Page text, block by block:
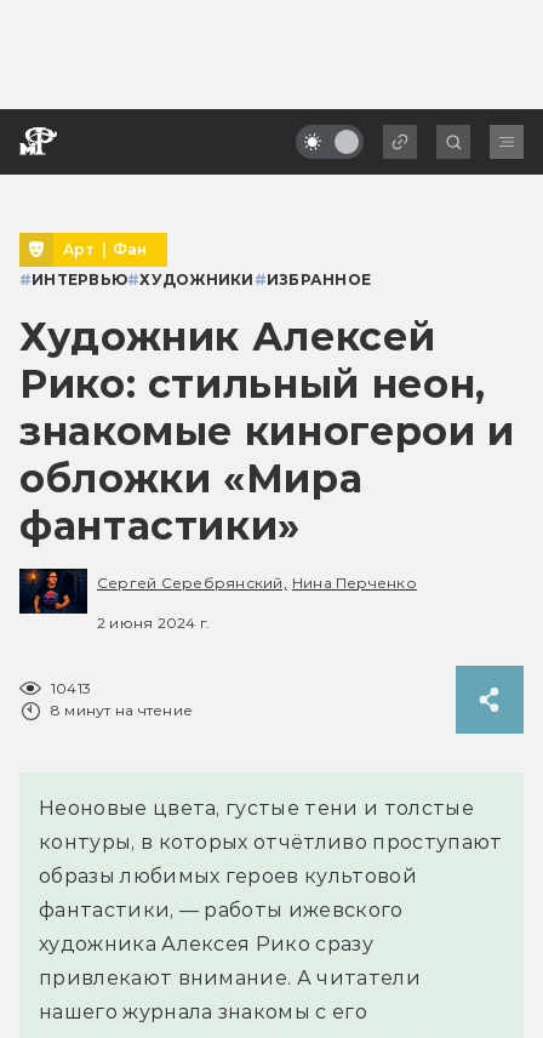
Арт | Фан
#ИНТЕРВЬЮ#ХУДОЖНИКИ #ИЗБРАННОЕ
Художник Алексей
Рико: стильный неон,
знакомые киногерои и
обложки «Мира
фантастики»
Сергей Серебрянский, Нина Перченко
2 июня 2024 г.
10413
8 минут на чтение
Неоновые цвета, густые тени и толстые
контуры, в которых отчётливо проступают
образы любимых героев культовой
фантастики, — работы ижевского
художника Алексея Рико сразу
привлекают внимание. А читатели
нашего журнала знакомы с его